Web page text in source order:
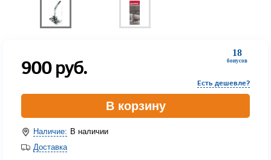
18
бонусов
900руб.
Есть дешевле?
В корзину
Наличие: В наличии
Доставка